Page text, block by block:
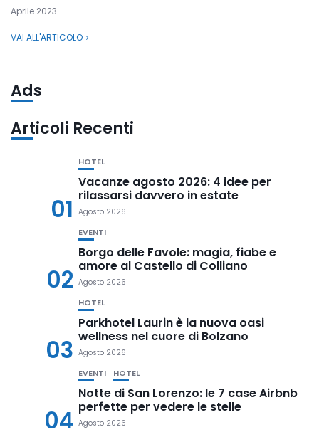
Aprile 2023
VAI ALL'ARTICOLO
Ads
Articoli Recenti
01
HOTEL
Vacanze agosto 2026: 4 idee per
rilassarsi davvero in estate
Agosto 2026
02
EVENTI
Borgo delle Favole: magia, fiabe e
amore al Castello di Colliano
Agosto 2026
03
HOTEL
Parkhotel Laurin è la nuova oasi
wellness nel cuore di Bolzano
Agosto 2026
04
EVENTI HOTEL
Notte di San Lorenzo: le 7 case Airbnb
perfette per vedere le stelle
Agosto 2026